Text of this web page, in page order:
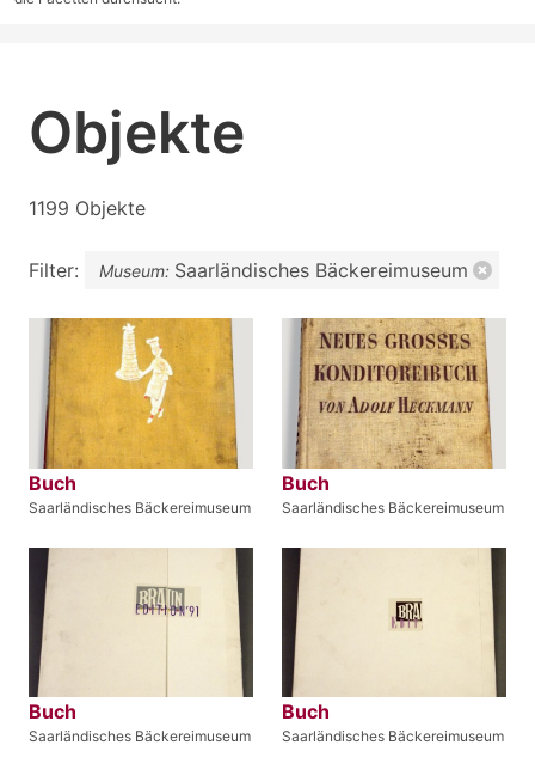
Objekte
1199 Objekte
Filter: Museum: Saarländisches Bäckereimuseum
Buch
Saarländisches Bäckereimuseum
Buch
Saarländisches Bäckereimuseum
Buch
Saarländisches Bäckereimuseum
Buch
Saarländisches Bäckereimuseum